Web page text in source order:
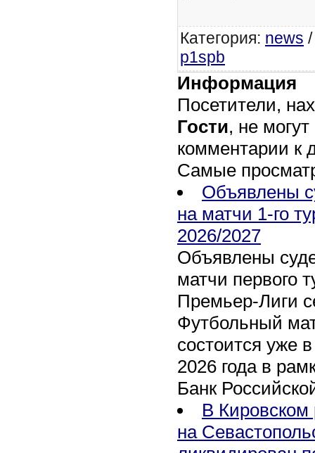
Категория: news
p1spb
Информация
Посетители,
Гости, не
комментарии к
Самые
Объявлены
на матчи 1-го
2026/2027
Объявлены
матчи первого
Премьер-Лиги
Футбольный
состоится уже
2026 года в
Банк
В Кировском
на